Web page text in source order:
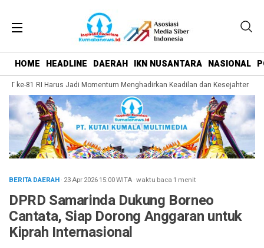
HOME HEADLINE DAERAH IKN NUSANTARA NASIONAL
ke-81 RI Harus Jadi Momentum Menghadirkan Keadilan dan Kesejahteraan
BERITA DAERAH· 23 Apr 202615:00WITA·waktu baca 1 menit
DPRD Samarinda Dukung Borneo
Cantata, Siap Dorong Anggaran untuk
Kiprah Internasional